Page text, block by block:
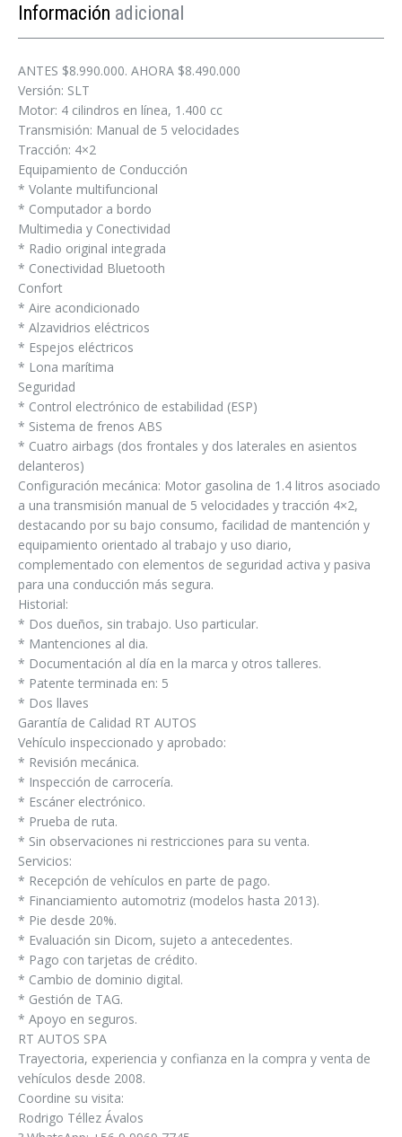
Información adicional
ANTES $8.990.000. AHORA $8.490.000
Versión: SLT
Motor: 4 cilindros en línea, 1.400 cc
Transmisión: Manual de 5 velocidades
Tracción: 4×2
Equipamiento de Conducción
* Volante multifuncional
* Computador a bordo
Multimedia y Conectividad
* Radio original integrada
* Conectividad Bluetooth
Confort
* Aire acondicionado
* Alzavidrios eléctricos
* Espejos eléctricos
* Lona marítima
Seguridad
* Control electrónico de estabilidad (ESP)
* Sistema de frenos ABS
* Cuatro airbags (dos frontales y dos laterales en asientos
delanteros)
Configuración mecánica: Motor gasolina de 1.4 litros asociado
a una transmisión manual de 5 velocidades y tracción 4×2,
destacando por su bajo consumo, facilidad de mantención y
equipamiento orientado al trabajo y uso diario,
complementado con elementos de seguridad activa y pasiva
para una conducción más segura.
Historial:
* Dos dueños, sin trabajo. Uso particular.
* Mantenciones al dia.
* Documentación al día en la marca y otros talleres.
* Patente terminada en: 5
* Dos llaves
Garantía de Calidad RT AUTOS
Vehículo inspeccionado y aprobado:
* Revisión mecánica.
* Inspección de carrocería.
* Escáner electrónico.
* Prueba de ruta.
* Sin observaciones ni restricciones para su venta.
Servicios:
* Recepción de vehículos en parte de pago.
* Financiamiento automotriz (modelos hasta 2013).
* Pie desde 20%.
* Evaluación sin Dicom, sujeto a antecedentes.
* Pago con tarjetas de crédito.
* Cambio de dominio digital.
* Gestión de TAG.
* Apoyo en seguros.
RT AUTOS SPA
Trayectoria, experiencia y confianza en la compra y venta de
vehículos desde 2008.
Coordine su visita:
Rodrigo Téllez Ávalos